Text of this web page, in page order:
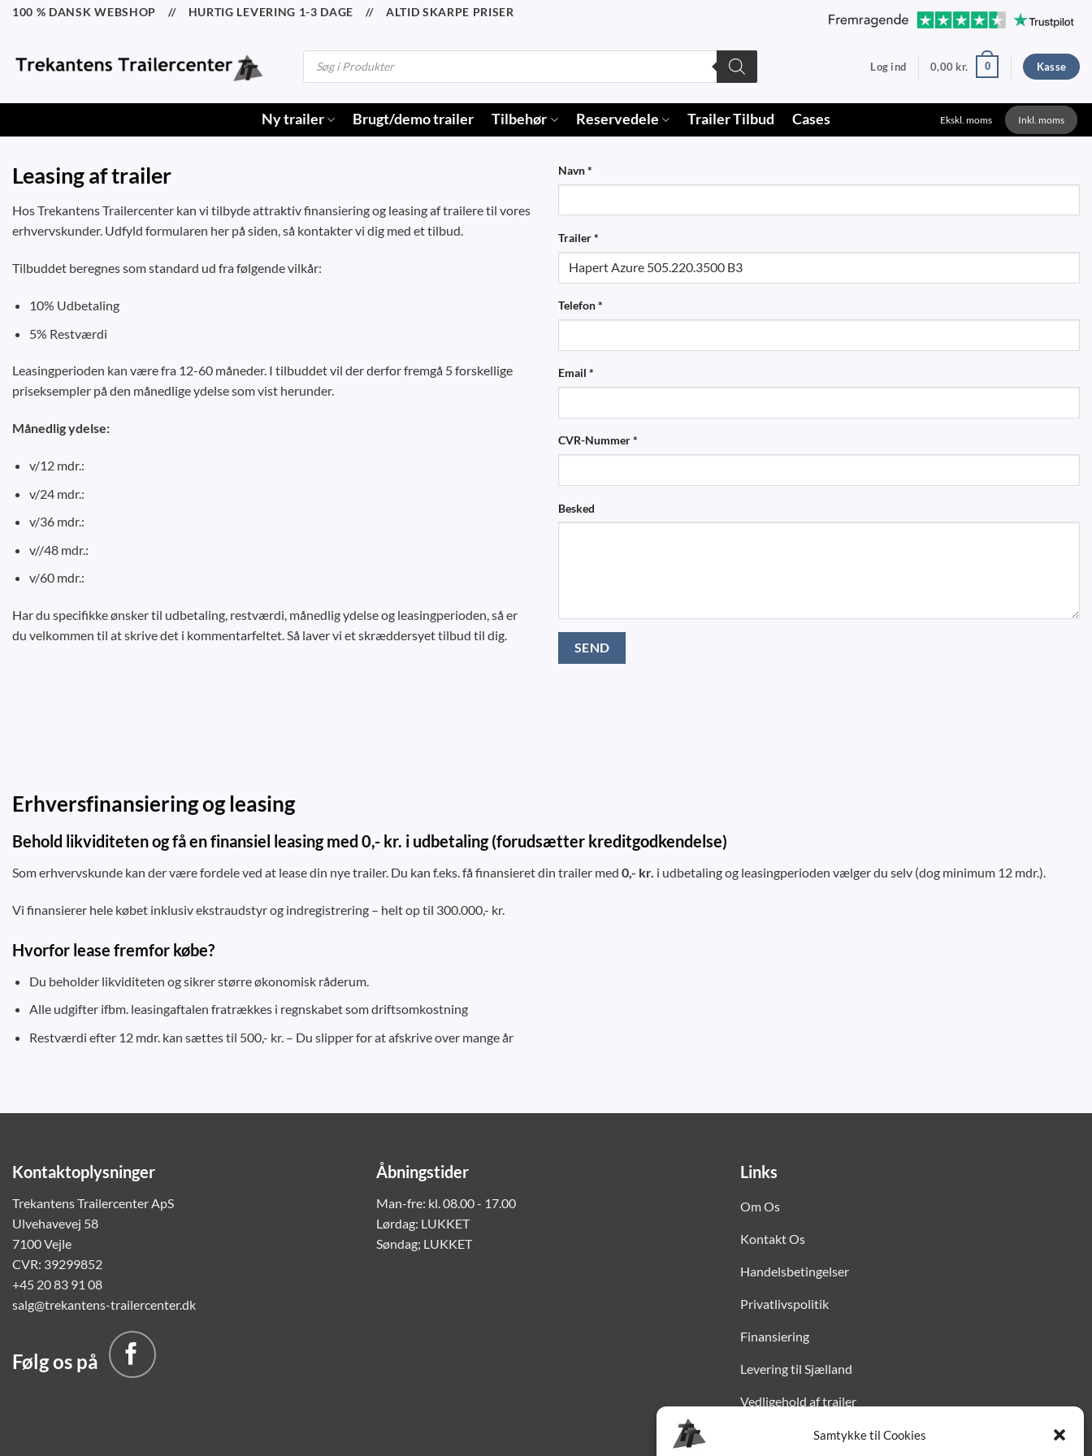
Samtykke til Cookies
Fortsæt
100 % DANSK WEBSHOP // HURTIG LEVERING 1-3 DAGE // ALTID SKARPE PRISER
Products
search
Log ind 0,00 kr. 0 Kasse
Ny trailer Brugt/demo trailer Tilbehør Reservedele Trailer Tilbud Cases Ekskl. moms Inkl. moms
Leasing af trailer
Hos Trekantens Trailercenter kan vi tilbyde attraktiv finansiering og leasing af trailere til vores
erhvervskunder. Udfyld formularen her på siden, så kontakter vi dig med et tilbud.
Tilbuddet beregnes som standard ud fra følgende vilkår:
10% Udbetaling
5% Restværdi
Leasingperioden kan være fra 12-60 måneder. I tilbuddet vil der derfor fremgå 5 forskellige
priseksempler på den månedlige ydelse som vist herunder.
Månedlig ydelse:
v/12 mdr.:
v/24 mdr.:
v/36 mdr.:
v//48 mdr.:
v/60 mdr.:
Har du specifikke ønsker til udbetaling, restværdi, månedlig ydelse og leasingperioden, så er
du velkommen til at skrive det i kommentarfeltet. Så laver vi et skræddersyet tilbud til dig.
Navn *
Trailer *
Telefon *
Email *
CVR-Nummer *
Besked
Erhversfinansiering og leasing
Behold likviditeten og få en finansiel leasing med 0,- kr. i udbetaling (forudsætter kreditgodkendelse)
Som erhvervskunde kan der være fordele ved at lease din nye trailer. Du kan f.eks. få finansieret din trailer med 0,- kr. i udbetaling og leasingperioden vælger du selv (dog minimum 12 mdr.).
Vi finansierer hele købet inklusiv ekstraudstyr og indregistrering – helt op til 300.000,- kr.
Hvorfor lease fremfor købe?
Du beholder likviditeten og sikrer større økonomisk råderum.
Alle udgifter ifbm. leasingaftalen fratrækkes i regnskabet som driftsomkostning
Restværdi efter 12 mdr. kan sættes til 500,- kr. – Du slipper for at afskrive over mange år
Kontaktoplysninger
Trekantens Trailercenter ApS
Ulvehavevej 58
7100 Vejle
CVR: 39299852
+45 20 83 91 08
salg@trekantens-trailercenter.dk
Følg os på
Åbningstider
Man-fre: kl. 08.00 - 17.00
Lørdag: LUKKET
Søndag; LUKKET
Links
Om Os
Kontakt Os
Handelsbetingelser
Privatlivspolitik
Finansiering
Levering til Sjælland
Vedligehold af trailer
Trailer-hjælp og FAQ